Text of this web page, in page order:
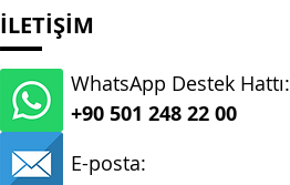
İLETİŞİM
WhatsApp Destek Hattı:
+90 501 248 22 00
E-posta: